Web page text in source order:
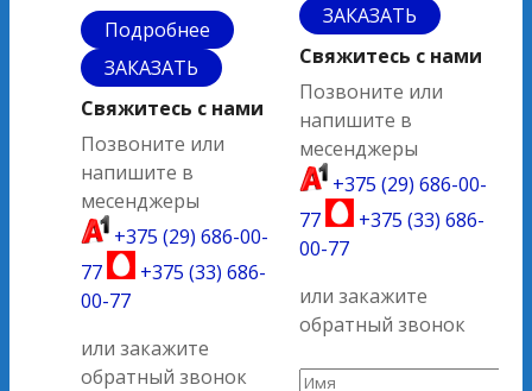
Подробнее
ЗАКАЗАТЬ
Свяжитесь с нами
Позвоните или
напишите в
месенджеры
+375 (29) 686-00-
77
+375 (33) 686-
00-77
или закажите
обратный звонок
ЗАКАЗАТЬ
Свяжитесь с нами
Позвоните или
напишите в
месенджеры
+375 (29) 686-00-
77
+375 (33) 686-
00-77
или закажите
обратный звонок